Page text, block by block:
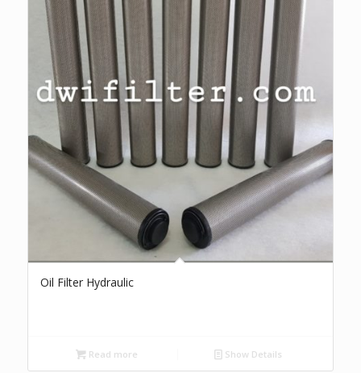
Oil Filter Hydraulic
Read more Show Details